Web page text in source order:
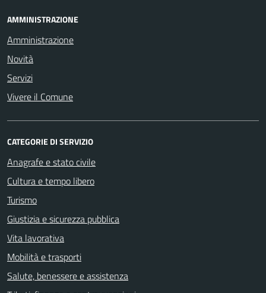
AMMINISTRAZIONE
Amministrazione
Novità
Servizi
Vivere il Comune
CATEGORIE DI SERVIZIO
Anagrafe e stato civile
Cultura e tempo libero
Turismo
Giustizia e sicurezza pubblica
Vita lavorativa
Mobilità e trasporti
Salute, benessere e assistenza